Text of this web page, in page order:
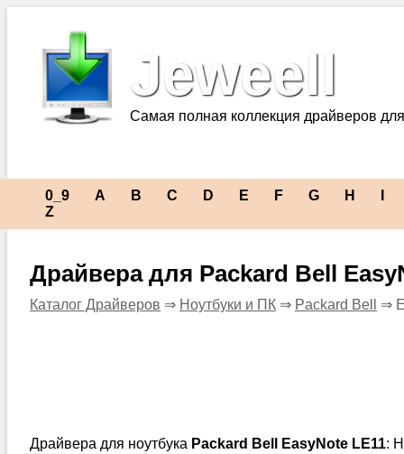
Jeweell
Самая полная коллекция драйверов
0_9 A B C D E F G H
Z
Драйвера для Packard Bell
Каталог Драйверов ⇒ Ноутбуки и ПК ⇒ Packard Bell ⇒
Драйвера для ноутбука Packard Bell EasyNote LE11: